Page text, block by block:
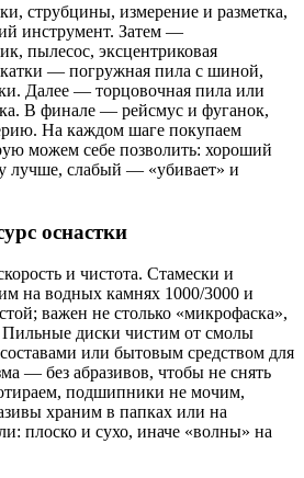
струбцины, измерение и разметка,
инструмент. Затем —
пылесос, эксцентриковая
— погружная пила с шиной,
Далее — торцовочная пила или
В финале — рейсмус и фуганок,
На каждом шаге покупаем
можем себе позволить: хороший
лучше, слабый — «убивает» и
оснастки
и чистота. Стамески и
на водных камнях 1000/3000 и
важен не столько «микрофаска»,
Пильные диски чистим от смолы
или бытовым средством для
— без абразивов, чтобы не снять
подшипники не мочим,
храним в папках или на
плоско и сухо, иначе «волны» на